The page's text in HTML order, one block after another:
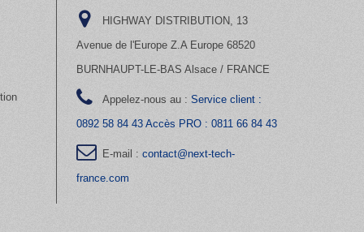
HIGHWAY DISTRIBUTION, 13
Avenue de l'Europe Z.A Europe 68520
BURNHAUPT-LE-BAS Alsace / FRANCE
Appelez-nous au : Service client :
0892 58 84 43 Accès PRO : 0811 66 84 43
E-mail : contact@next-tech-
france.com